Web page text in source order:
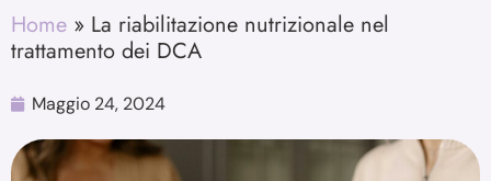
Home » La riabilitazione nutrizionale nel
trattamento dei DCA
Maggio 24, 2024